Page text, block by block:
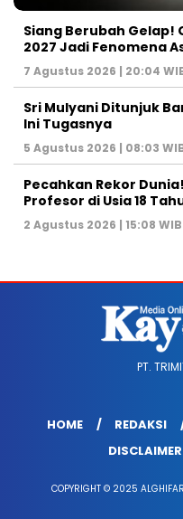
Siang Berubah
2027 Jadi Fenomena
7 Agustus 2026 | 20:04
Sri Mulyani Ditunjuk
Ini Tugasnya
5 Agustus 2026 | 08:03
Pecahkan Rekor
Profesor di Usia 18
2 Agustus 2026 | 15:08 WIB
PT.
HOME REDAKSI
DISCLAIMER
COPYRIGHT © 2025